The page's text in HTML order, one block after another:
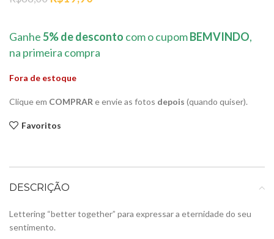
era:
R$88,00.
é:
R$19,90.
Ganhe5% de desconto com o cupomBEMVINDO,
na primeira compra
Fora de estoque
Clique em COMPRAR e envie as fotos depois (quando quiser).
Favoritos
DESCRIÇÃO
Lettering “better together” para expressar a eternidade do seu
sentimento.